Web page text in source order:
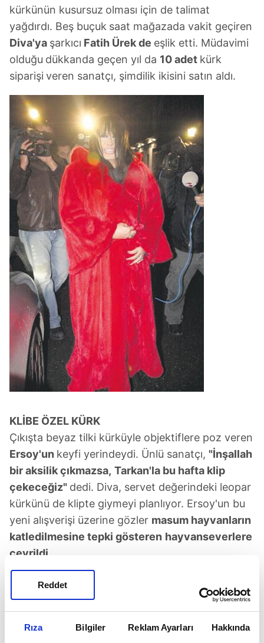
Rıza Bilgiler Reklam Ayarları Hakkında
Reddet
kürkünün kusursuz olması için de talimat
yağdırdı. Beş buçuk saat mağazada vakit geçiren
Diva'ya şarkıcı Fatih Ürek de eşlik etti. Müdavimi
olduğu dükkanda geçen yıl da 10 adet kürk
siparişi veren sanatçı, şimdilik ikisini satın aldı.
KLİBE ÖZEL KÜRK
Çıkışta beyaz tilki kürküyle objektiflere poz veren
Ersoy'un keyfi yerindeydi. Ünlü sanatçı, "İnşallah
bir aksilik çıkmazsa, Tarkan'la bu hafta klip
çekeceğiz" dedi. Diva, servet değerindeki leopar
kürkünü de klipte giymeyi planlıyor. Ersoy'un bu
yeni alışverişi üzerine gözler masum hayvanların
katledilmesine tepki gösteren hayvanseverlere
çevrildi.
Ersoy'un tilki, vizon ve tavşan gibi
yapılan ve değeri 200 bin liradan
500 bin liraya
kadar çıkan kürk koleksiyonu var.